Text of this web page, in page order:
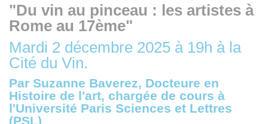
"Du vin au pinceau : les artistes à
Rome au 17ème"
Mardi 2 décembre 2025 à 19h à la
Cité du Vin.
Par Suzanne Baverez, Docteure en
Histoire de l'art, chargée de cours à
l'Université Paris Sciences et Lettres
(PSL)